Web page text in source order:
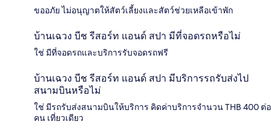
ขออภัย ไม่อนุญาตให้สัตว์เลี้ยงและสัตว์ช่วยเหลือเข้าพัก
บ้านเฉวง บีช รีสอร์ท แอนด์ สปา มีที่จอดรถหรือไม่
ใช่ มีที่จอดรถและบริการรับจอดรถฟรี
บ้านเฉวง บีช รีสอร์ท แอนด์ สปา มีบริการรถรับส่งไป
สนามบินหรือไม่
ใช่ มีรถรับส่งสนามบินให้บริการ คิดค่าบริการจำนวน THB 400 ต่อ
คน เที่ยวเดียว